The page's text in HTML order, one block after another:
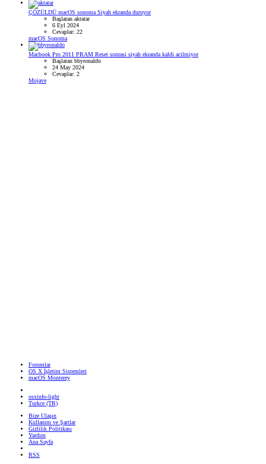
ÇÖZÜLDÜ macOS sonoma Siyah ekranda duruyor
Başlatan aktatar
6 Eyl 2024
Cevaplar: 22
macOS Sonoma
Macbook Pro 2011 PRAM Reset sonrasi siyah ekranda kaldi acilmiyor
Başlatan bbyronaldo
24 May 2024
Cevaplar: 2
Mojave
Forumlar
OS X İşletim Sistemleri
macOS Monterey
osxinfo-light
Turkce (TR)
Bize Ulaşın
Kullanım ve Şartlar
Gizlilik Politikası
Yardım
Ana Sayfa
RSS